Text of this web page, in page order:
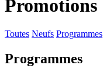
Promotions
Toutes Neufs Programmes
Programmes